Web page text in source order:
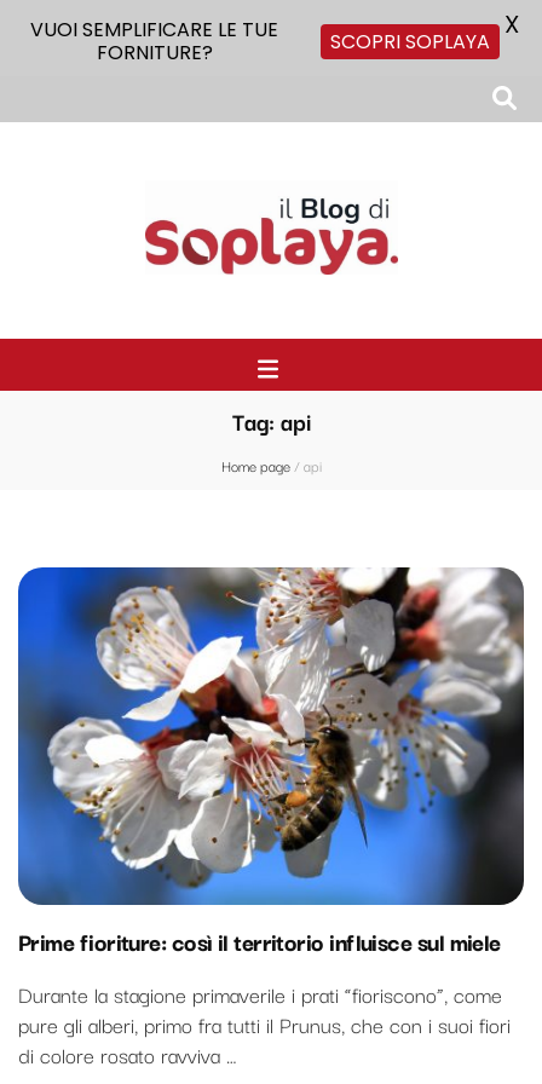
Tag: api
Home page/api
Prime fioriture: così il territorio influisce sul miele
Durante la stagione primaverile i prati “fioriscono”, come
pure gli alberi, primo fra tutti il Prunus, che con i suoi fiori
di colore rosato ravviva …
VUOI SEMPLIFICARE LE TUE
FORNITURE?
SCOPRI SOPLAYA X